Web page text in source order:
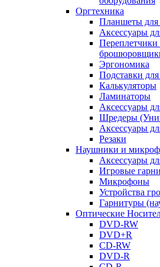
Оргтехника
Планшеты для
Аксессуары
Эргономика
Подставки для
Калькуляторы
Ламинаторы
Аксессуары
Шредеры
Аксессуары
Резаки
Наушники и
Аксессуары
Игровые
Микрофоны
Устройства
Гарнитуры
Оптические
DVD-RW
DVD+R
CD-RW
DVD-R